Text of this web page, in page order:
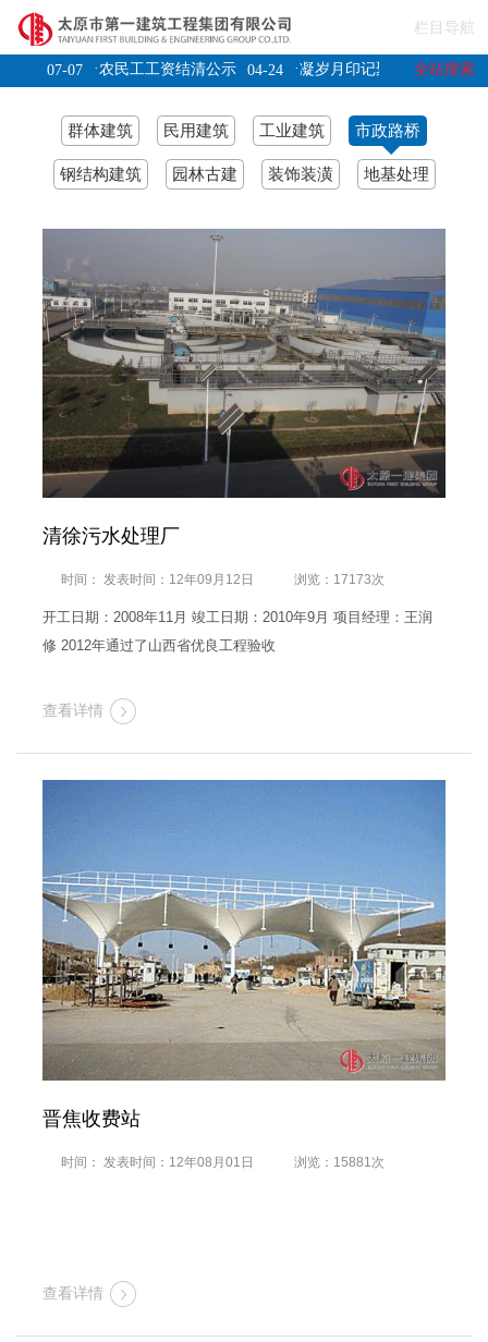
栏目导航
07-07 04-24
· 农民工工资结清公示 12-31
· 凝岁月印记聚奋进力量全站搜索
群体建筑 民用建筑 工业建筑 市政路桥
钢结构建筑 园林古建 装饰装潢 地基处理
清徐污水处理厂
时间： 发表时间：12年09月12日 浏览：17173次
开工日期：2008年11月 竣工日期：2010年9月 项目经理：王润
修 2012年通过了山西省优良工程验收
查看详情
晋焦收费站
时间： 发表时间：12年08月01日 浏览：15881次
查看详情